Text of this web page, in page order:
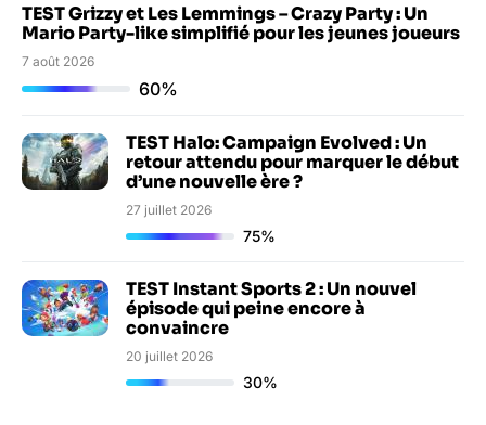
TEST Grizzy et Les Lemmings – Crazy Party : Un
Mario Party-like simplifié pour les jeunes joueurs
7 août 2026
60%
TEST Halo: Campaign Evolved : Un
retour attendu pour marquer le début
d’une nouvelle ère ?
27 juillet 2026
75%
TEST Instant Sports 2 : Un nouvel
épisode qui peine encore à
convaincre
20 juillet 2026
30%